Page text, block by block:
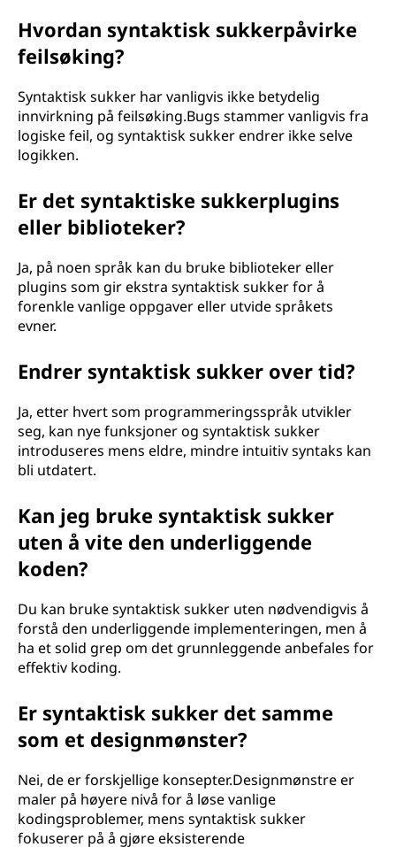
Hvordan syntaktisk sukkerpåvirke
feilsøking?
Syntaktisk sukker har vanligvis ikke betydelig
innvirkning på feilsøking.Bugs stammer vanligvis fra
logiske feil, og syntaktisk sukker endrer ikke selve
logikken.
Er det syntaktiske sukkerplugins
eller biblioteker?
Ja, på noen språk kan du bruke biblioteker eller
plugins som gir ekstra syntaktisk sukker for å
forenkle vanlige oppgaver eller utvide språkets
evner.
Endrer syntaktisk sukker over tid?
Ja, etter hvert som programmeringsspråk utvikler
seg, kan nye funksjoner og syntaktisk sukker
introduseres mens eldre, mindre intuitiv syntaks kan
bli utdatert.
Kan jeg bruke syntaktisk sukker
uten å vite den underliggende
koden?
Du kan bruke syntaktisk sukker uten nødvendigvis å
forstå den underliggende implementeringen, men å
ha et solid grep om det grunnleggende anbefales for
effektiv koding.
Er syntaktisk sukker det samme
som et designmønster?
Nei, de er forskjellige konsepter.Designmønstre er
maler på høyere nivå for å løse vanlige
kodingsproblemer, mens syntaktisk sukker
fokuserer på å gjøre eksisterende